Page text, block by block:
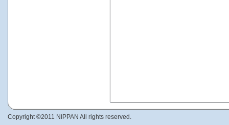
Copyright ©2011 NIPPAN All rights reserved.